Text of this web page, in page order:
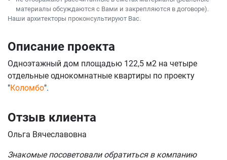
материалы обсуждаются с Вами и закрепляются в договоре).
Наши архитекторы проконсультируют Вас.
Описание проекта
Одноэтажный дом площадью 122,5 м2 на четыре
отдельные однокомнатные квартиры по проекту
"Коломбо".
Отзыв клиента
Ольга Вячеславовна
Знакомые посоветовали обратиться в компанию